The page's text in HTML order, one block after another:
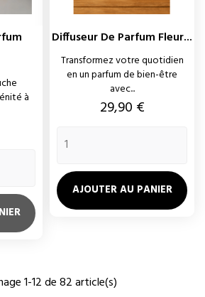
à
Diffuseur De Parfum Fleur...
Transformez votre quotidien
en un parfum de bien-être
avec...
Prix
29,90 €
AJOUTER AU PANIER
1-12 de 82 article(s)